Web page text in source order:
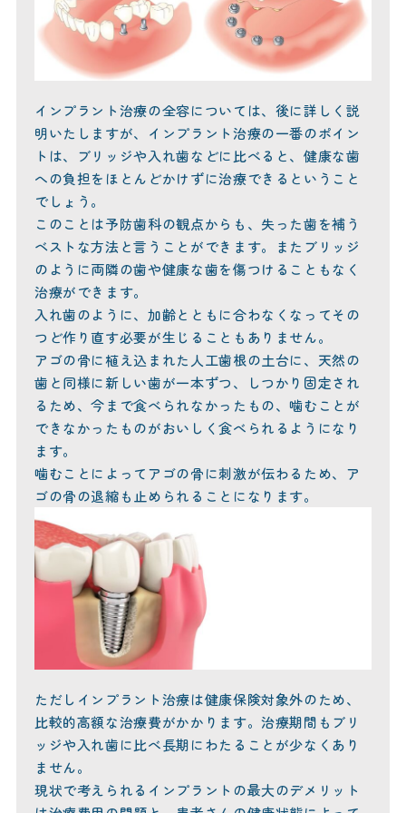
インプラント治療の全容については、後に詳しく説
明いたしますが、インプラント治療の一番のポイン
トは、ブリッジや入れ歯などに比べると、健康な歯
への負担をほとんどかけずに治療できるということ
でしょう。
このことは予防歯科の観点からも、失った歯を補う
ベストな方法と言うことができます。またブリッジ
のように両隣の歯や健康な歯を傷つけることもなく
治療ができます。
入れ歯のように、加齢とともに合わなくなってその
つど作り直す必要が生じることもありません。
アゴの骨に植え込まれた人工歯根の土台に、天然の
歯と同様に新しい歯が一本ずつ、しつかり固定され
るため、今まで食べられなかったもの、噛むことが
できなかったものがおいしく食べられるようになり
ます。
噛むことによってアゴの骨に刺激が伝わるため、ア
ゴの骨の退縮も止められることになります。
ただしインプラント治療は健康保険対象外のため、
比較的高額な治療費がかかります。治療期間もブリ
ッジや入れ歯に比べ長期にわたることが少なくあり
ません。
現状で考えられるインプラントの最大のデメリット